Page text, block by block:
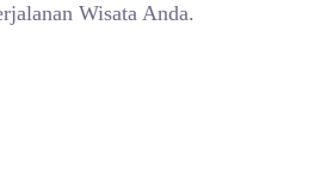
Wisata Anda.